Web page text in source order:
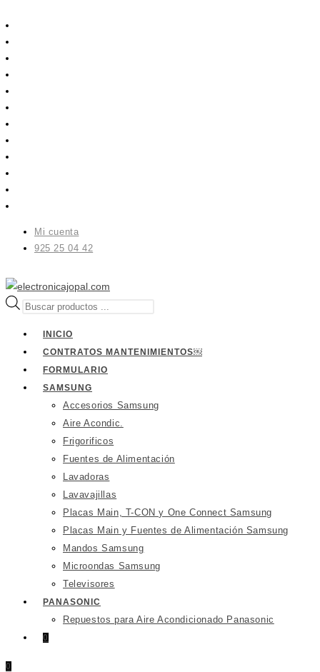
Mi cuenta
925 25 04 42
Búsqueda
productos
INICIO
CONTRATOS MANTENIMIENTOS￼
FORMULARIO
SAMSUNG
Accesorios Samsung
Aire Acondic.
Frigorificos
Fuentes de Alimentación
Lavadoras
Lavavajillas
Placas Main, T-CON y One Connect Samsung
Placas Main y Fuentes de Alimentación Samsung
Mandos Samsung
Microondas Samsung
Televisores
PANASONIC
Repuestos para Aire Acondicionado Panasonic
0
0